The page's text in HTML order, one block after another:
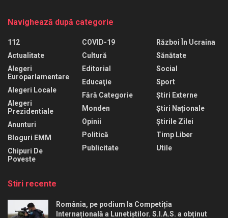
Navighează după categorie
112
Actualitate
Alegeri
Europarlamentare
Alegeri Locale
Alegeri
Prezidentiale
Anunturi
Bloguri EMM
Chipuri De
Poveste
COVID-19
Cultură
Editorial
Educaţie
Fără Categorie
Monden
Opinii
Politică
Publicitate
Război În Ucraina
Sănătate
Social
Sport
Știri Externe
Știri Naționale
Știrile Zilei
Timp Liber
Utile
Stiri recente
România, pe podium la Competiția
Internațională a Lunetiștilor. S.I.A.S. a obținut